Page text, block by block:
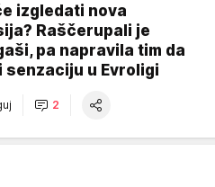
izgledati nova
Raščerupali je
pa napravila tim da
senzaciju u Evroligi
2